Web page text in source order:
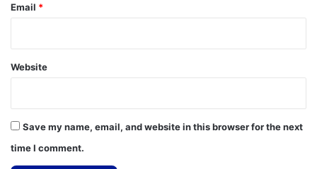
Email *
Website
Save my name, email, and website in this browser for the next
time I comment.